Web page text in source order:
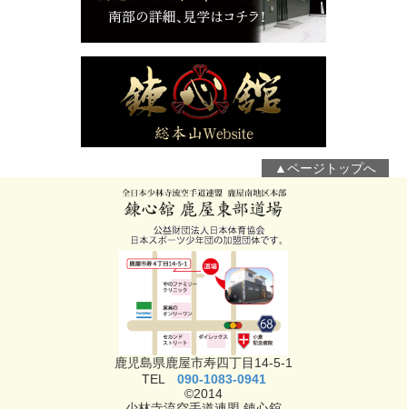
▲ページトップへ
鹿児島県鹿屋市寿四丁目14-5-1
TEL 090-1083-0941
©2014